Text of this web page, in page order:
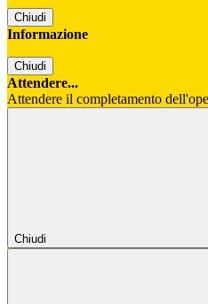
Chiudi
Informazione
Chiudi
Attendere...
Attendere il completamento
Chiudi